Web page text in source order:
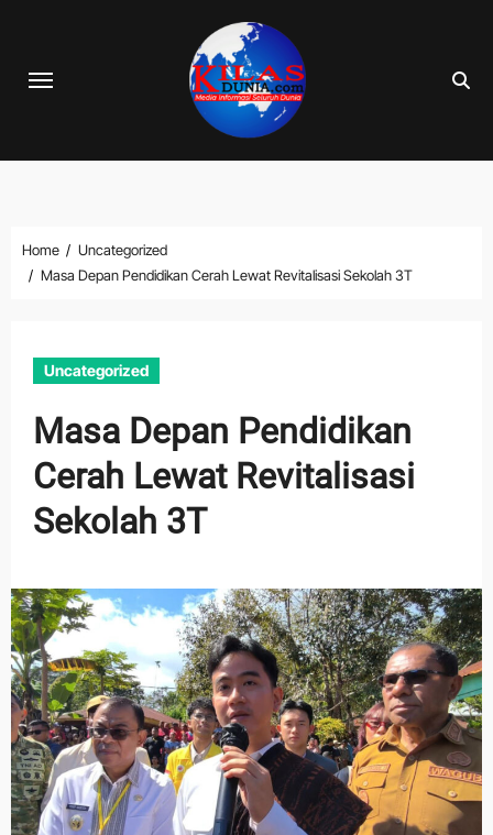
content
Home
Uncategorized
Masa Depan Pendidikan Cerah Lewat Revitalisasi Sekolah 3T
Uncategorized
Masa Depan Pendidikan
Cerah Lewat Revitalisasi
Sekolah 3T